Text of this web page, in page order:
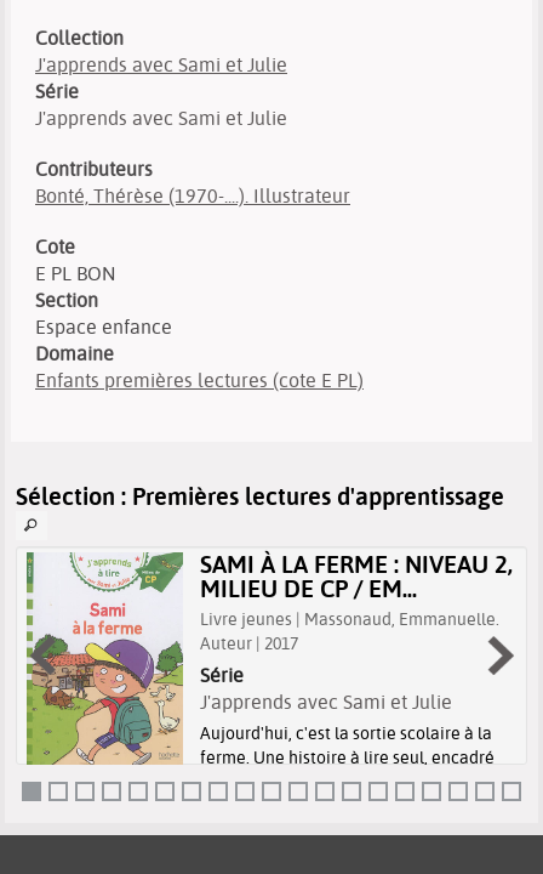
Collection
J'apprends avec Sami et Julie
Série
J'apprends avec Sami et Julie
Contributeurs
Bonté, Thérèse (1970-....). Illustrateur
Cote
E PL BON
Section
Espace enfance
Domaine
Enfants premières lectures (cote E PL)
Sélection : Premières lectures d'apprentissage
SAMI À LA FERME : NIVEAU 2,
MILIEU DE CP / EM...
Livre jeunes | Massonaud, Emmanuelle.
Auteur | 2017
Série
J'apprends avec Sami et Julie
Aujourd'hui, c'est la sortie scolaire à la
ferme. Une histoire à lire seul, encadré
par ses parents. Avec des questions en fin
d'ouvrage, pour vérifier la
compréhension et déclencher des